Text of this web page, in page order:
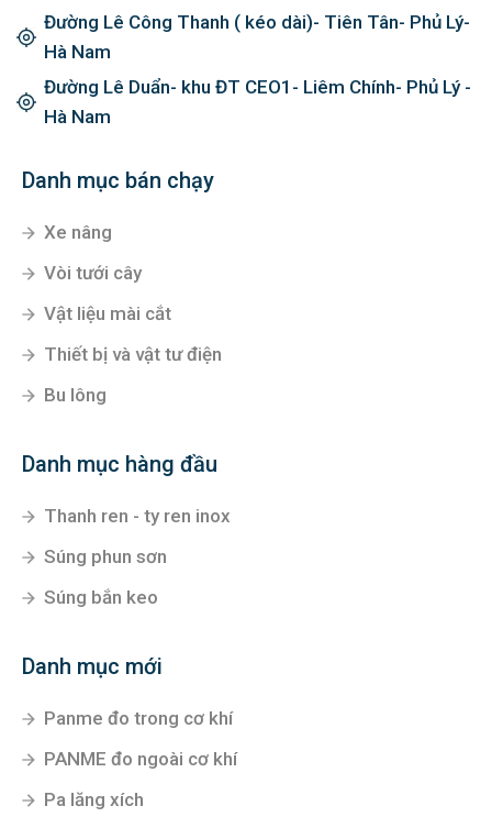
Đường Lê Công Thanh ( kéo dài)- Tiên Tân- Phủ Lý-
Hà Nam
Đường Lê Duẩn- khu ĐT CEO1- Liêm Chính- Phủ Lý -
Hà Nam
Danh mục bán chạy
Xe nâng
Vòi tưới cây
Vật liệu mài cắt
Thiết bị và vật tư điện
Bu lông
Danh mục hàng đầu
Thanh ren - ty ren inox
Súng phun sơn
Súng bắn keo
Danh mục mới
Panme đo trong cơ khí
PANME đo ngoài cơ khí
Pa lăng xích